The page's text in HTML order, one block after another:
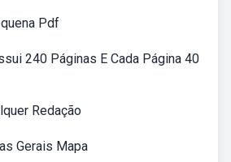
Pdf
240 Páginas E Cada Página 40
Redação
Gerais Mapa